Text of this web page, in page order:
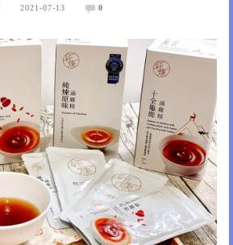
2021-07-13 0